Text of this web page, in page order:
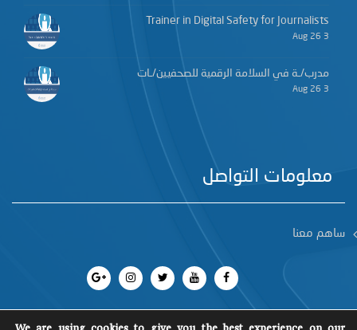
Trainer in Digital Safety for Journalists
3 Aug 26
مدرب/ـة في السلامة الرقمية للصحفيين/ـات
3 Aug 26
معلومات التواصل
ساهم معنا